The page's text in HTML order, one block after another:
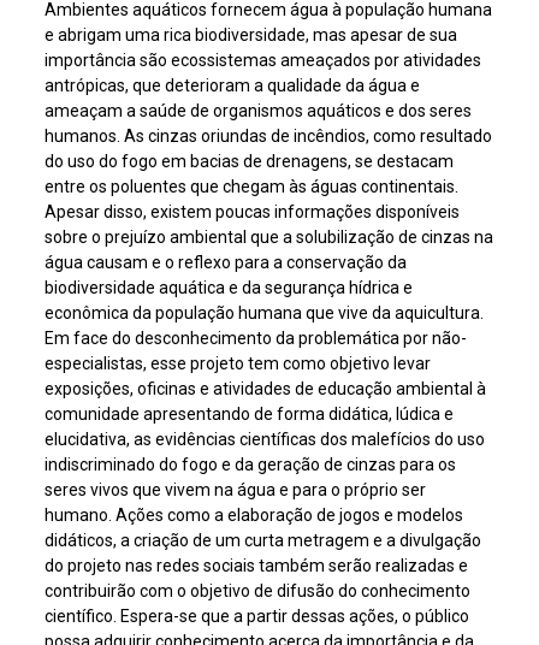
Ambientes aquáticos fornecem água à população humana
e abrigam uma rica biodiversidade, mas apesar de sua
importância são ecossistemas ameaçados por atividades
antrópicas, que deterioram a qualidade da água e
ameaçam a saúde de organismos aquáticos e dos seres
humanos. As cinzas oriundas de incêndios, como resultado
do uso do fogo em bacias de drenagens, se destacam
entre os poluentes que chegam às águas continentais.
Apesar disso, existem poucas informações disponíveis
sobre o prejuízo ambiental que a solubilização de cinzas na
água causam e o reflexo para a conservação da
biodiversidade aquática e da segurança hídrica e
econômica da população humana que vive da aquicultura.
Em face do desconhecimento da problemática por não-
especialistas, esse projeto tem como objetivo levar
exposições, oficinas e atividades de educação ambiental à
comunidade apresentando de forma didática, lúdica e
elucidativa, as evidências científicas dos malefícios do uso
indiscriminado do fogo e da geração de cinzas para os
seres vivos que vivem na água e para o próprio ser
humano. Ações como a elaboração de jogos e modelos
didáticos, a criação de um curta metragem e a divulgação
do projeto nas redes sociais também serão realizadas e
contribuirão com o objetivo de difusão do conhecimento
científico. Espera-se que a partir dessas ações, o público